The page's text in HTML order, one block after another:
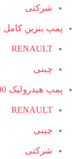
شرکتی
پمپ بنزین کامل
RENAULT
چینی
پمپ هیدرولیک L90
RENAULT
چینی
شرکتی